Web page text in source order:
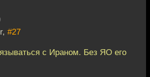
#27
с Ираном. Без ЯО его